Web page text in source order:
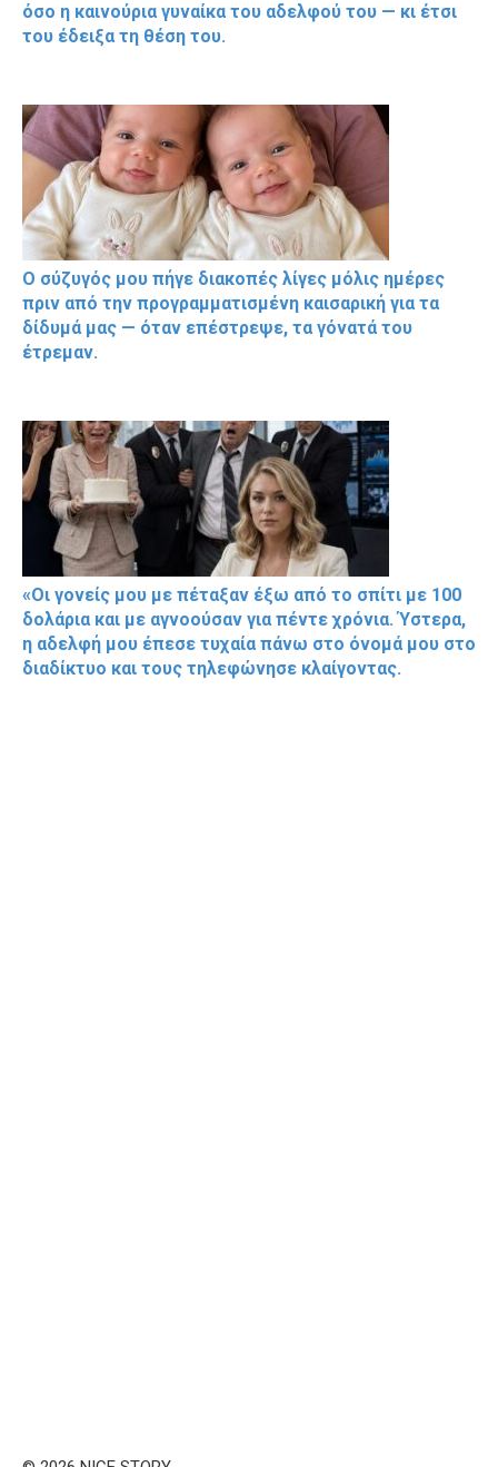
όσο η καινούρια γυναίκα του αδελφού του — κι έτσι
του έδειξα τη θέση του.
Ο σύζυγός μου πήγε διακοπές λίγες μόλις ημέρες
πριν από την προγραμματισμένη καισαρική για τα
δίδυμά μας — όταν επέστρεψε, τα γόνατά του
έτρεμαν.
«Οι γονείς μου με πέταξαν έξω από το σπίτι με 100
δολάρια και με αγνοούσαν για πέντε χρόνια. Ύστερα,
η αδελφή μου έπεσε τυχαία πάνω στο όνομά μου στο
διαδίκτυο και τους τηλεφώνησε κλαίγοντας.